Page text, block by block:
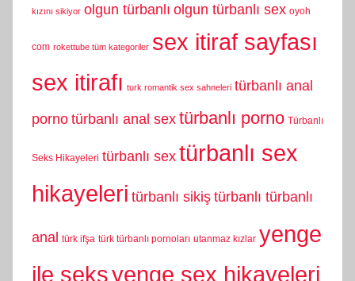
kızını sikiyor olgun türbanlı olgun türbanlı sex oyoh
com rokettube tüm kategoriler sex itiraf sayfası
sex itirafı turk romantik sex sahneleri türbanlı anal
porno türbanlı anal sex türbanlı porno Türbanlı
Seks Hikayeleri türbanlı sex türbanlı sex
hikayeleri türbanlı sikiş türbanlı türbanlı
anal türk ifşa türk türbanlı pornoları utanmaz kızlar yenge
ile seksyenge sex hikayeleri